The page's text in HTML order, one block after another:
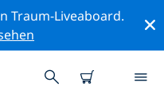
Traum-Liveaboard.